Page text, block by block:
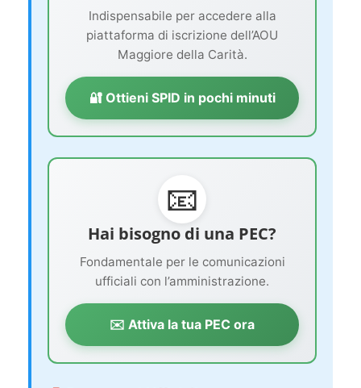
Indispensabile per accedere alla
piattaforma di iscrizione dell’AOU
Maggiore della Carità.
🔐 Ottieni SPID in pochi minuti
📧
Hai bisogno di una PEC?
Fondamentale per le comunicazioni
ufficiali con l’amministrazione.
✉️ Attiva la tua PEC ora